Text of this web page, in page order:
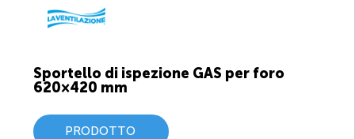
Sportello di ispezione GAS per foro
620×420 mm
PRODOTTO